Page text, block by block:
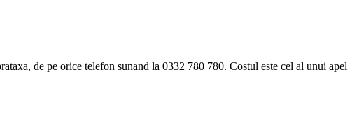
de pe orice telefon sunand la 0332 780 780. Costul este cel al unui